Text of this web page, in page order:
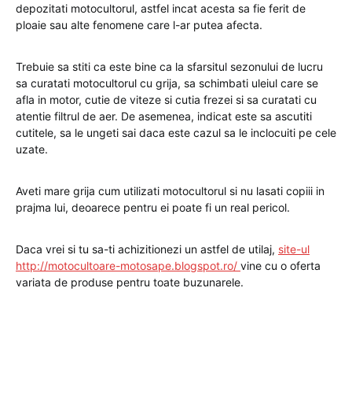
depozitati motocultorul, astfel incat acesta sa fie ferit de
ploaie sau alte fenomene care l-ar putea afecta.
Trebuie sa stiti ca este bine ca la sfarsitul sezonului de lucru
sa curatati motocultorul cu grija, sa schimbati uleiul care se
afla in motor, cutie de viteze si cutia frezei si sa curatati cu
atentie filtrul de aer. De asemenea, indicat este sa ascutiti
cutitele, sa le ungeti sai daca este cazul sa le inclocuiti pe cele
uzate.
Aveti mare grija cum utilizati motocultorul si nu lasati copiii in
prajma lui, deoarece pentru ei poate fi un real pericol.
Daca vrei si tu sa-ti achizitionezi un astfel de utilaj, site-ul
http://motocultoare-motosape.blogspot.ro/ vine cu o oferta
variata de produse pentru toate buzunarele.